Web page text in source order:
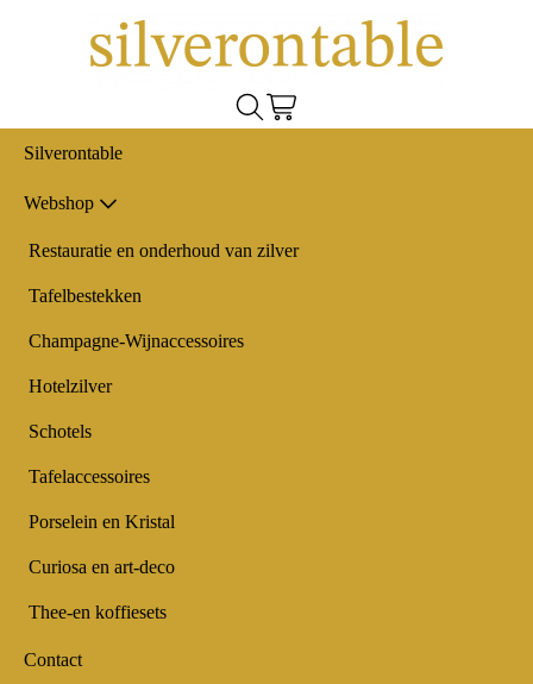
Silverontable
Webshop
Restauratie en onderhoud van zilver
Tafelbestekken
Champagne-Wijnaccessoires
Hotelzilver
Schotels
Tafelaccessoires
Porselein en Kristal
Curiosa en art-deco
Thee-en koffiesets
Contact